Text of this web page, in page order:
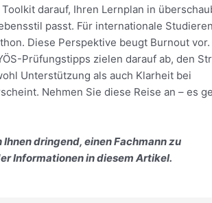
darauf, Ihren Lernplan in
passt. Für internationale
Diese Perspektive beugt Burnout vor.
Prüfungstipps zielen darauf ab, den
Unterstützung als auch Klarheit bei
Nehmen Sie diese Reise an – es
dringend, einen Fachmann zu
Informationen in diesem Artikel.